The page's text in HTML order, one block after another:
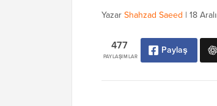
YazarShahzad Saeed | 18
PAYLAŞIMLAR
477 Paylaş